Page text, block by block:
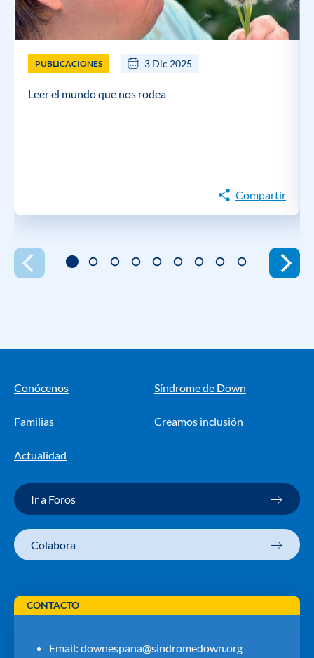
PUBLICACIONES 3 Dic 2025
Leer el mundo que nos rodea
Compartir
Conócenos Síndrome de Down
Familias Creamos inclusión
Actualidad
Ir a Foros
Colabora
CONTACTO
Email: downespana@sindromedown.org